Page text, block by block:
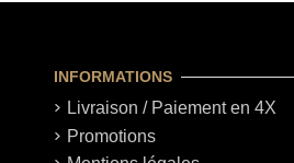
INFORMATIONS
Livraison / Paiement en 4X
Promotions